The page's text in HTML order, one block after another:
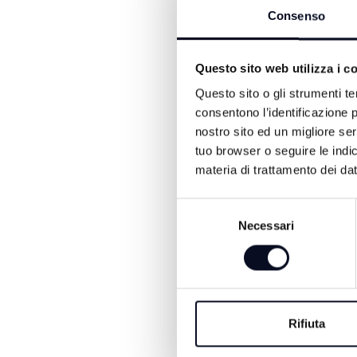
Consenso
Questo sito web utilizza i
Questo sito o gli strumenti
consentono
nostro sito ed un migliore
tuo browser o seguire le
materia di trattamento dei
Necessari
Rifiuta
7 AGOSTO 2026
BASKET: La Start
Cup porta la Virtus
sul parquet di